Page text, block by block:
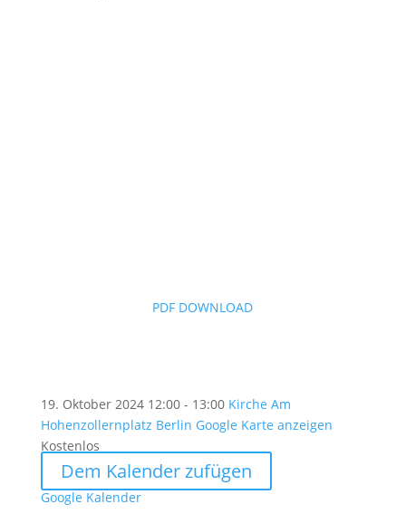
PDF DOWNLOAD
19. Oktober 2024 12:00 - 13:00 Kirche Am
Hohenzollernplatz Berlin Google Karte anzeigen
Kostenlos
Dem Kalender zufügen
Google Kalender